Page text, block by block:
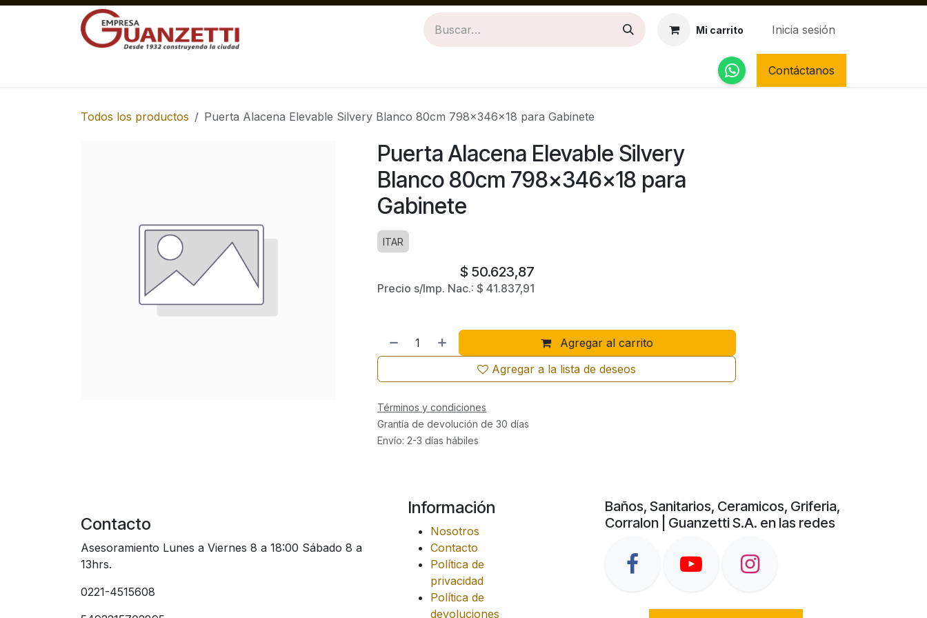
Ir al contenido
Mi carrito Inicia sesión
Contáctanos
Todos los productos Puerta Alacena Elevable Silvery Blanco 80cm 798x346x18 para Gabinete
Puerta Alacena Elevable Silvery
Blanco 80cm 798x346x18 para
Gabinete
ITAR
$ 50.623,87
Precio s/Imp. Nac.: $ 41.837,91
Agregar al carrito
Agregar a la lista de deseos
Términos y condiciones
Grantía de devolución de 30 días
Envío: 2-3 días hábiles
Contacto
Asesoramiento Lunes a Viernes 8 a 18:00 Sábado 8 a
13hrs.
0221-4515608
Información
Nosotros
Contacto
Política de
privacidad
Política de
devoluciones
Baños, Sanitarios, Ceramicos, Griferia,
Corralon | Guanzetti S.A. en las redes